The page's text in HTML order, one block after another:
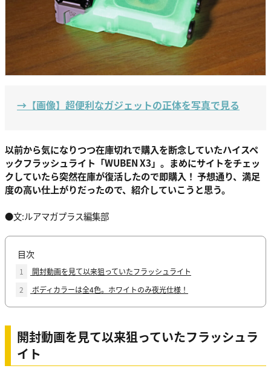
→【画像】超便利なガジェットの正体を写真で見る
以前から気になりつつ在庫切れで購入を断念していたハイスペ
ックフラッシュライト「WUBEN X3」。まめにサイトをチェッ
クしていたら突然在庫が復活したので即購入！ 予想通り、満足
度の高い仕上がりだったので、紹介していこうと思う。
●文:ルアマガプラス編集部
目次
1
開封動画を見て以来狙っていたフラッシュライト
2
ボディカラーは全4色。ホワイトのみ夜光仕様！
開封動画を見て以来狙っていたフラッシュラ
イト